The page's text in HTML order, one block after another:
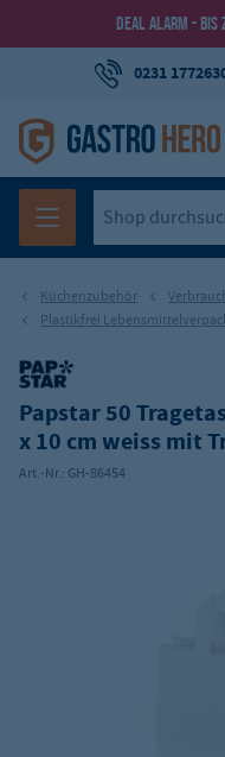
DEAL ALARM - BIS
0231
Küchenzubehör
Plastikfrei
Papstar 50
x 10 cm weiss mit
Art.-Nr.: GH-86454